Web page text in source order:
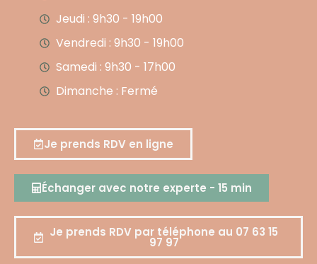
Jeudi : 9h30 - 19h00
Vendredi : 9h30 - 19h00
Samedi : 9h30 - 17h00
Dimanche : Fermé
Je prends RDV en ligne
Échanger avec notre experte - 15 min
Je prends RDV par téléphone au 07 63 15
97 97